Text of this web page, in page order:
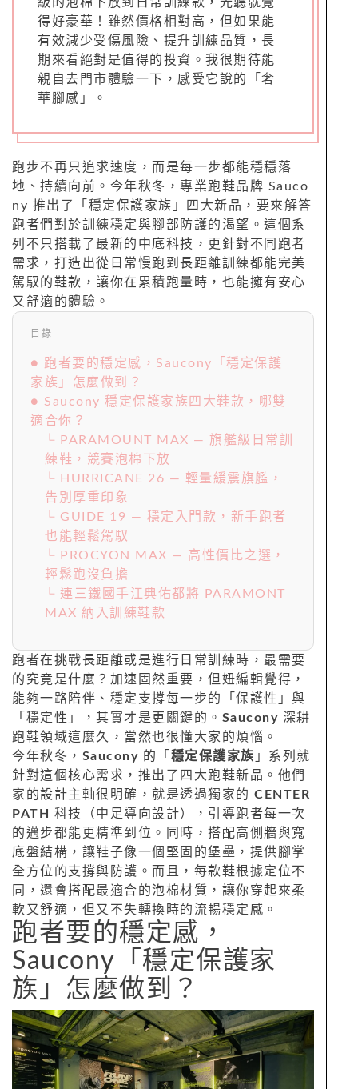
得好豪華！雖然價格相對高，但如果能
有效減少受傷風險、提升訓練品質，長
期來看絕對是值得的投資。我很期待能
親自去門市體驗一下，感受它說的「奢
華腳感」。
跑步不再只追求速度，而是每一步都能穩穩落
地、持續向前。今年秋冬，專業跑鞋品牌 Sauco
ny 推出了「穩定保護家族」四大新品，要來解答
跑者們對於訓練穩定與腳部防護的渴望。這個系
列不只搭載了最新的中底科技，更針對不同跑者
需求，打造出從日常慢跑到長距離訓練都能完美
駕馭的鞋款，讓你在累積跑量時，也能擁有安心
又舒適的體驗。
目錄
● 跑者要的穩定感，Saucony「穩定保護
家族」怎麼做到？
● Saucony 穩定保護家族四大鞋款，哪雙
適合你？
└ PARAMOUNT MAX — 旗艦級日常訓
練鞋，競賽泡棉下放
└ HURRICANE 26 — 輕量緩震旗艦，
告別厚重印象
└ GUIDE 19 — 穩定入門款，新手跑者
也能輕鬆駕馭
└ PROCYON MAX — 高性價比之選，
輕鬆跑沒負擔
└ 連三鐵國手江典佑都將 PARAMONT
MAX 納入訓練鞋款
跑者在挑戰長距離或是進行日常訓練時，最需要
的究竟是什麼？加速固然重要，但妞編輯覺得，
能夠一路陪伴、穩定支撐每一步的「保護性」與
「穩定性」，其實才是更關鍵的。 Saucony 深耕
跑鞋領域這麼久，當然也很懂大家的煩惱。
今年秋冬， Saucony 的「 穩定保護家族 」系列就
針對這個核心需求，推出了四大跑鞋新品。他們
家的設計主軸很明確，就是透過獨家的 CENTER
PATH
科技（中足導向設計），引導跑者每一次
的邁步都能更精準到位。同時，搭配高側牆與寬
底盤結構，讓鞋子像一個堅固的堡壘，提供腳掌
全方位的支撐與防護。而且，每款鞋根據定位不
同，還會搭配最適合的泡棉材質，讓你穿起來柔
軟又舒適，但又不失轉換時的流暢穩定感。
跑者要的穩定感，
Saucony「穩定保護家
族」怎麼做到？